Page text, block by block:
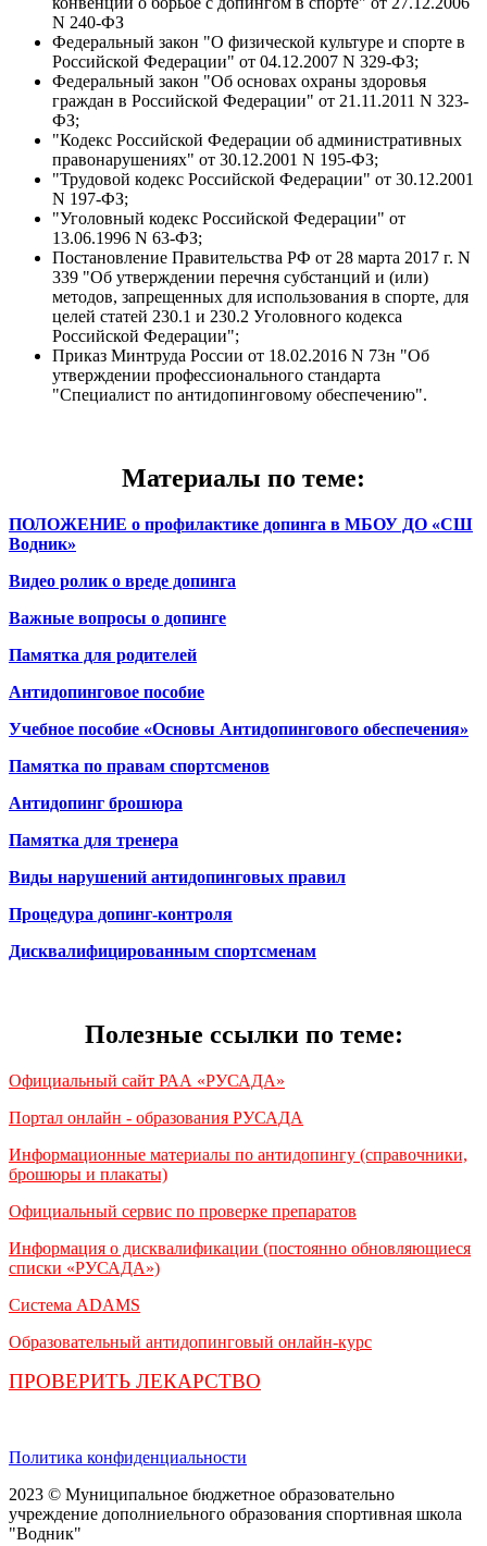
N 240-ФЗ
Федеральный закон "О физической культуре и спорте в
Российской Федерации" от 04.12.2007 N 329-ФЗ;
Федеральный закон "Об основах охраны здоровья
граждан в Российской Федерации" от 21.11.2011 N 323-
ФЗ;
"Кодекс Российской Федерации об административных
правонарушениях" от 30.12.2001 N 195-ФЗ;
"Трудовой кодекс Российской Федерации" от 30.12.2001
N 197-ФЗ;
"Уголовный кодекс Российской Федерации" от
13.06.1996 N 63-ФЗ;
Постановление Правительства РФ от 28 марта 2017 г. N
339 "Об утверждении перечня субстанций и (или)
методов, запрещенных для использования в спорте, для
целей статей 230.1 и 230.2 Уголовного кодекса
Российской Федерации";
Приказ Минтруда России от 18.02.2016 N 73н "Об
утверждении профессионального стандарта
"Специалист по антидопинговому обеспечению".
Материалы по теме:
ПОЛОЖЕНИЕ о профилактике допинга в МБОУ ДО «СШ
Водник»
Видео ролик о вреде допинга
Важные вопросы о допинге
Памятка для родителей
Антидопинговое пособие
Учебное пособие «‎Основы Антидопингового обеспечения»
Памятка по правам спортсменов
Антидопинг брошюра
Памятка для тренера
Виды нарушений антидопинговых правил
Процедура допинг-контроля
Дисквалифицированным спортсменам
Полезные ссылки по теме:
Официальный сайт РАА «РУСАДА»
Портал онлайн - образования РУСАДА
Информационные материалы по антидопингу (справочники,
брошюры и плакаты)
Официальный сервис по проверке препаратов
Информация о дисквалификации (постоянно обновляющиеся
списки «РУСАДА»)
Система ADAMS
Образовательный антидопинговый онлайн-курс
ПРОВЕРИТЬ ЛЕКАРСТВО
Политика конфиденциальности
2023 © Муниципальное бюджетное образовательно
учреждение дополниельного образования спортивная школа
"Водник"